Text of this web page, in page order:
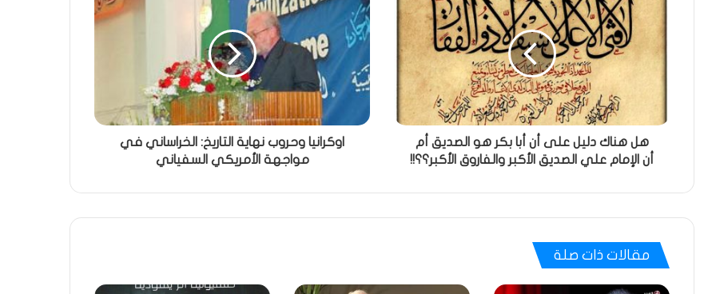
هل هناك دليل على أن أبا بكر هو الصديق أم
أن الإمام علي الصديق الأكبر والفاروق الأكبر؟؟!!
اوكرانيا وحروب نهاية التاريخ: الخراساني في
مواجهة الأمريكي السفياني
مقالات ذات صلة